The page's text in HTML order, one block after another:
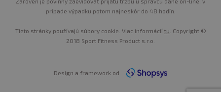
prípade výpadku potom najneskôr do 48 hodín.
Tieto stránky používajú súbory cookie. Viac informácií tu . Copyright ©
2018 Sport Fitness Product s.r.o.
Design a framework od